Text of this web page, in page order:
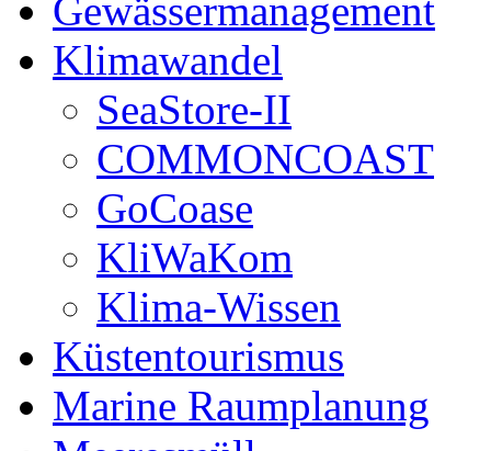
Gewässermanagement
Klimawandel
SeaStore-II
COMMONCOAST
GoCoase
KliWaKom
Klima-Wissen
Küstentourismus
Marine Raumplanung